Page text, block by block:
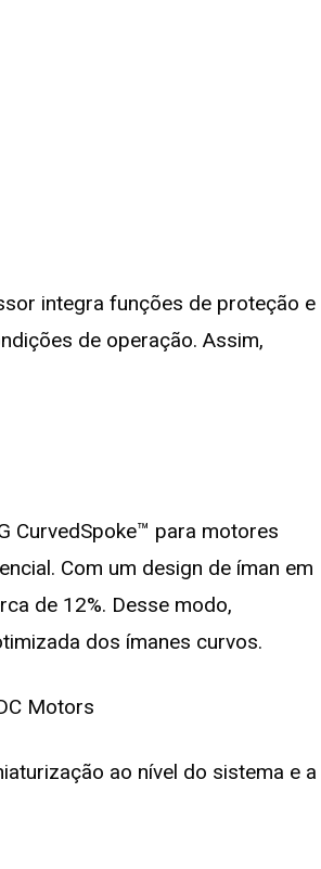
integra funções de proteção e
de operação. Assim,
CurvedSpoke™ para motores
Com um design de íman em
de 12%. Desse modo,
dos ímanes curvos.
ao nível do sistema e a